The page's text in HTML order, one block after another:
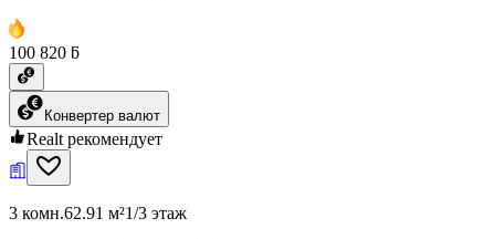
100 820 ƃ
Конвертер валют
Realt рекомендует
3 комн.62.91 м²1/3 этаж